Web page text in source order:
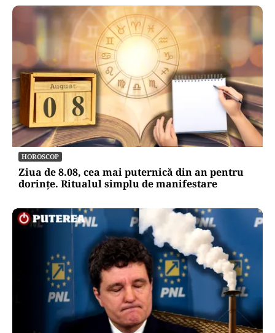
HOROSCOP
Ziua de 8.08, cea mai puternică din an pentru
dorințe. Ritualul simplu de manifestare